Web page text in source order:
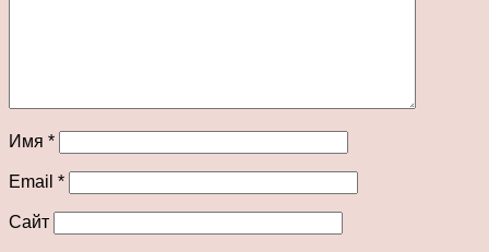
Имя *
Email *
Сайт